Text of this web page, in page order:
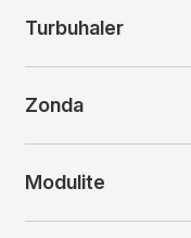
Turbuhaler
Zonda
Modulite